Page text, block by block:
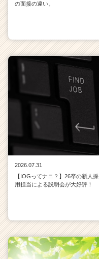
の面接の違い。
2026.07.31
【IOGってナニ？】26卒の新人採
用担当による説明会が大好評！